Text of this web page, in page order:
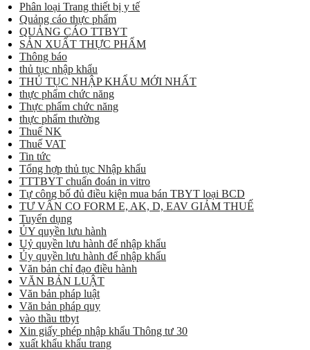
Phân loại Trang thiết bị y tế
Quảng cáo thực phẩm
QUẢNG CÁO TTBYT
SẢN XUẤT THỰC PHẨM
Thông báo
thủ tục nhập khẩu
THỦ TỤC NHẬP KHẨU MỚI NHẤT
thực phẩm chức năng
Thực phẩm chức năng
thực phẩm thường
Thuế NK
Thuế VAT
Tin tức
Tổng hợp thủ tục Nhập khẩu
TTTBYT chuẩn đoán in vitro
Tự công bố đủ điều kiện mua bán TBYT loại BCD
TƯ VẤN CO FORM E, AK, D, EAV GIẢM THUẾ
Tuyển dụng
ỦY quyền lưu hành
Uỷ quyền lưu hành để nhập khẩu
Ủy quyền lưu hành để nhập khẩu
Văn bản chỉ đạo điều hành
VĂN BẢN LUẬT
Văn bản pháp luật
Văn bản pháp quy
vào thầu ttbyt
Xin giấy phép nhập khẩu Thông tư 30
xuất khẩu khẩu trang